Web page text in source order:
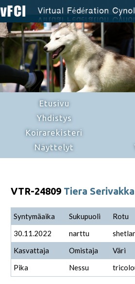
Etusivu
Yhdistys
Koirarekisteri
Näyttelyt
VTR-24809 Tiera Serivakka
Syntymäaika Sukupuoli
Rotu
30.11.2022
narttu
Kasvattaja
Omistaja
Väri
Pika
Nessu